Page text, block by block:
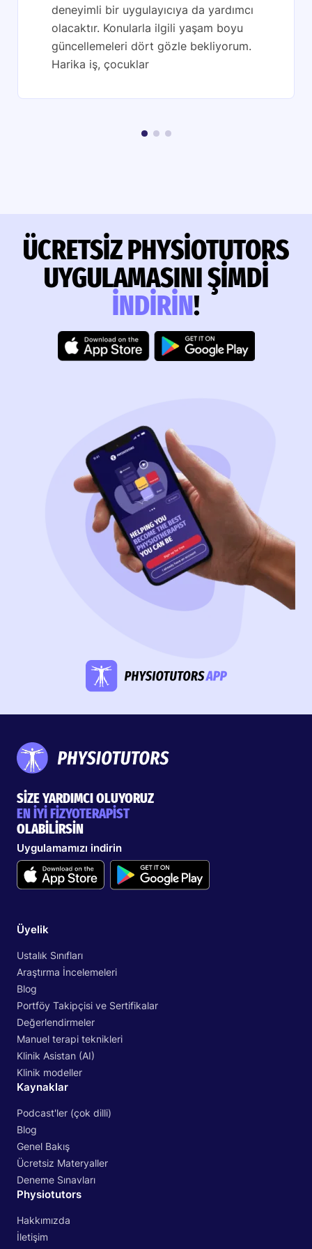
deneyimli bir uygulayıcıya da yardımcı
olacaktır. Konularla ilgili yaşam boyu
güncellemeleri dört gözle bekliyorum.
Harika iş, çocuklar
ÜCRETSIZ PHYSIOTUTORS
UYGULAMASINI ŞIMDI
INDIRIN!
SİZE YARDIMCI OLUYORUZ
EN İYİ FİZYOTERAPİST
OLABİLİRSİN
Uygulamamızı indirin
Üyelik
Ustalık Sınıfları
Araştırma İncelemeleri
Blog
Portföy Takipçisi ve Sertifikalar
Değerlendirmeler
Manuel terapi teknikleri
Klinik Asistan (AI)
Klinik modeller
Kaynaklar
Podcast'ler (çok dilli)
Blog
Genel Bakış
Ücretsiz Materyaller
Deneme Sınavları
Physiotutors
Hakkımızda
İletişim